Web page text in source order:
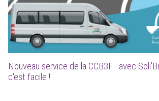
Nouveau service de la CCB3F : avec
c'est facile !